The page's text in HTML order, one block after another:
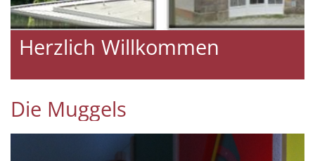
Herzlich Willkommen
Die Muggels